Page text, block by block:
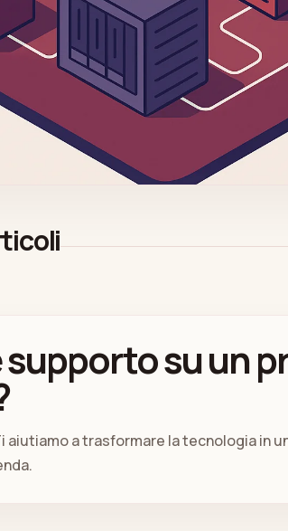
supporto su un
aiutiamo a trasformare la tecnologia in